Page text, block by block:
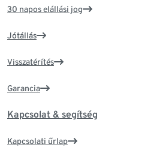
30 napos elállási jog
Jótállás
Visszatérítés
Garancia
Kapcsolat & segítség
Kapcsolati űrlap